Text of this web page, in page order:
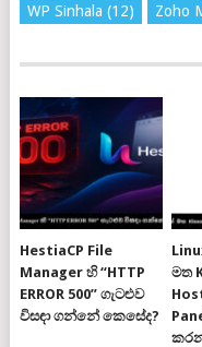
WP Sinhala (12) Zoho
HestiaCP File
Manager හි “HTTP
ERROR 500” ගැටළුව
විසඳා ගන්නේ කෙසේද?
මත